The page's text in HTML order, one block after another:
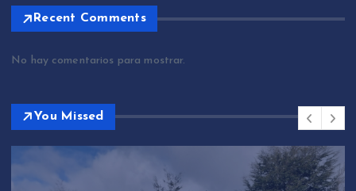
Recent Comments
No hay comentarios para mostrar.
You Missed